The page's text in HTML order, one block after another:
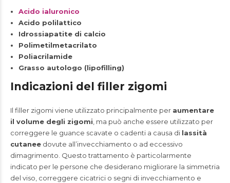
Acido ialuronico
Acido polilattico
Idrossiapatite di calcio
Polimetilmetacrilato
Poliacrilamide
Grasso autologo (lipofilling)
Indicazioni del filler zigomi
Il filler zigomi viene utilizzato principalmente per aumentare
il volume degli zigomi , ma può anche essere utilizzato per
correggere le guance scavate o cadenti a causa di lassità
cutanee dovute all’invecchiamento o ad eccessivo
dimagrimento. Questo trattamento è particolarmente
indicato per le persone che desiderano migliorare la simmetria
del viso, correggere cicatrici o segni di invecchiamento e